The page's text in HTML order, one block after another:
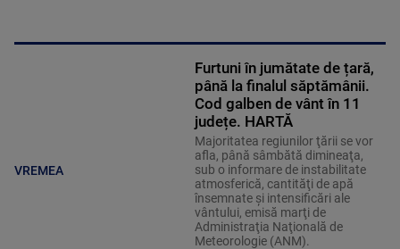
VREMEA
Furtuni în jumătate de țară,
până la finalul săptămânii.
Cod galben de vânt în 11
județe. HARTĂ
Majoritatea regiunilor ţării se vor
afla, până sâmbătă dimineaţa,
sub o informare de instabilitate
atmosferică, cantităţi de apă
însemnate şi intensificări ale
vântului, emisă marţi de
Administraţia Naţională de
Meteorologie (ANM).